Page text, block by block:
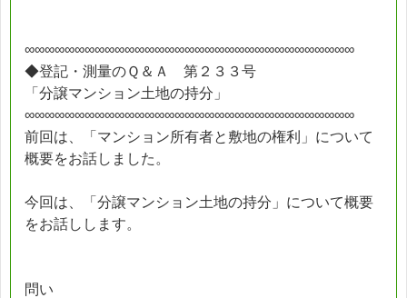
∞∞∞∞∞∞∞∞∞∞∞∞∞∞∞∞∞∞∞∞∞∞∞∞∞∞∞∞∞∞∞∞∞
◆登記・測量のＱ＆Ａ 第２３３号
「分譲マンション土地の持分」
∞∞∞∞∞∞∞∞∞∞∞∞∞∞∞∞∞∞∞∞∞∞∞∞∞∞∞∞∞∞∞∞∞
前回は、「マンション所有者と敷地の権利」について
概要をお話しました。
今回は、「分譲マンション土地の持分」について概要
をお話しします。
問い